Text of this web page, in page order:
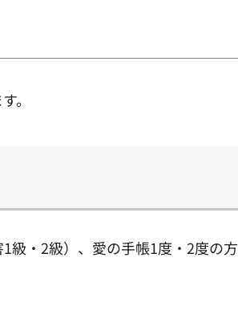
。
級・2級）、愛の手帳1度・2度の